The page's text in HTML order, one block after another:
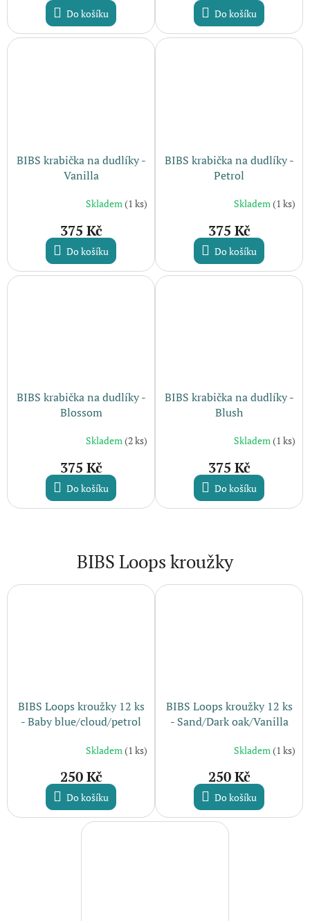
Do košíku Do košíku
BIBS krabička na dudlíky -
Vanilla
Skladem(1 ks)
375 Kč
Do košíku
BIBS krabička na dudlíky -
Petrol
Skladem(1 ks)
375 Kč
Do košíku
BIBS krabička na dudlíky -
Blossom
Skladem(2 ks)
375 Kč
Do košíku
BIBS krabička na dudlíky -
Blush
Skladem(1 ks)
375 Kč
Do košíku
BIBS Loops kroužky
BIBS Loops kroužky 12 ks
- Baby blue/cloud/petrol
Skladem (1 ks)
250 Kč
Do košíku
BIBS Loops kroužky 12 ks
- Sand/Dark oak/Vanilla
Skladem (1 ks)
250 Kč
Do košíku